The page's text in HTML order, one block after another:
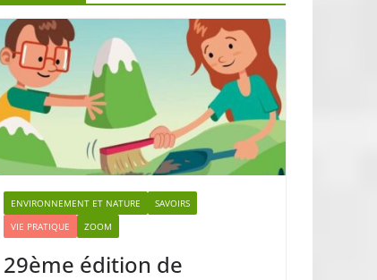
ENVIRONNEMENT ET NATURE
SAVOIRS
VIE PRATIQUE
ZOOM
29ème édition de